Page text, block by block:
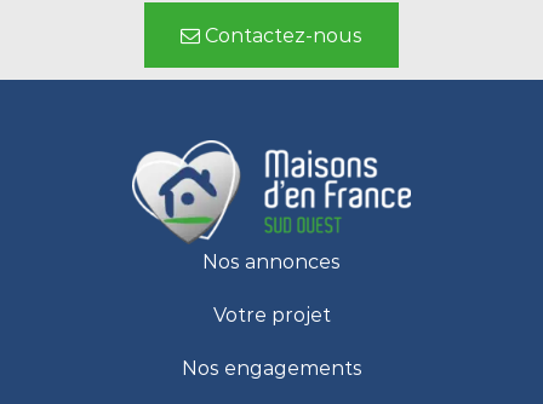
Contactez-nous
Nos annonces
Votre projet
Nos engagements